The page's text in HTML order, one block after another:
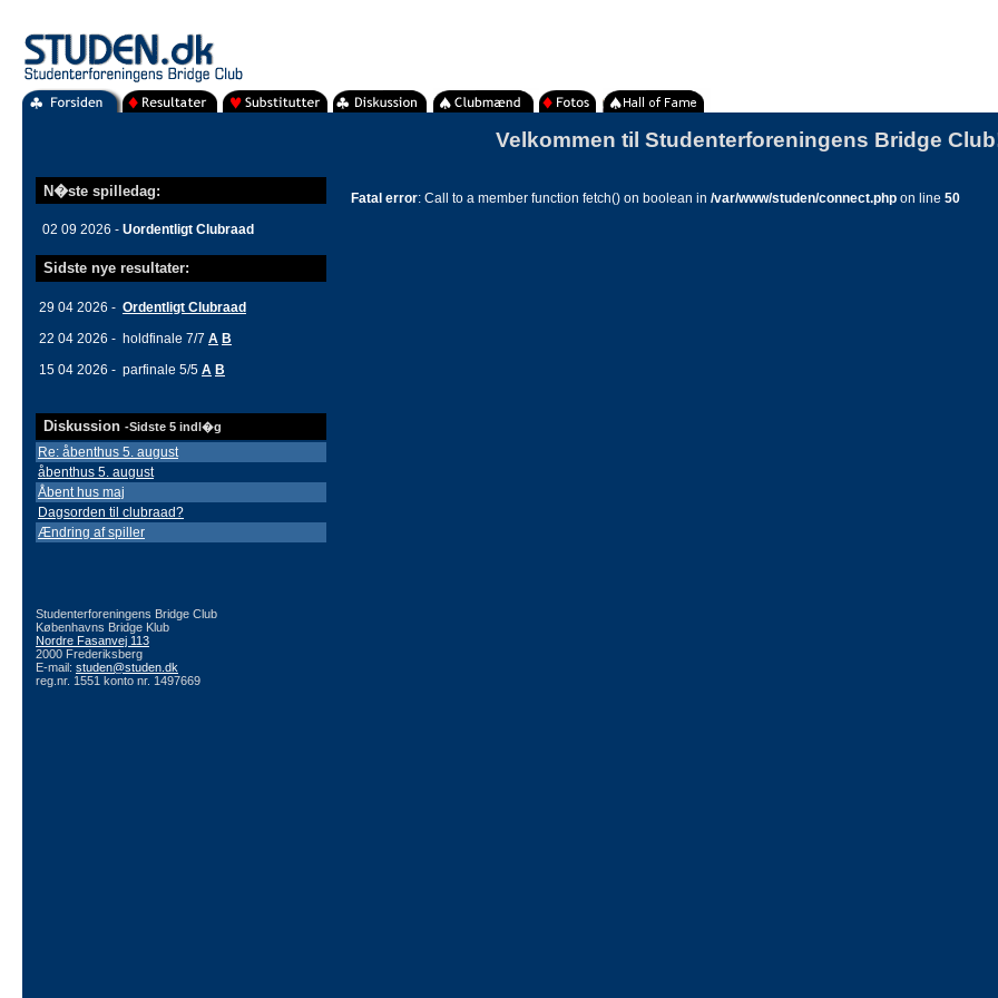
Velkommen til Studenterforeningens Bridge
N�ste spilledag:
02 09 2026 - Uordentligt Clubraad
Sidste nye resultater:
29 04 2026 - Ordentligt Clubraad
22 04 2026 - holdfinale 7/7 A B
15 04 2026 - parfinale 5/5 A B
Diskussion -Sidste 5 indl�g
Re: åbenthus 5. august
åbenthus 5. august
Åbent hus maj
Dagsorden til clubraad?
Ændring af spiller
Studenterforeningens Bridge Club
Københavns Bridge Klub
Nordre Fasanvej 113
2000 Frederiksberg
E-mail: studen@studen.dk
reg.nr. 1551 konto nr. 1497669
Fatal error: Call to a member function fetch() on boolean in /var/www/studen/connect.php on line 50